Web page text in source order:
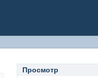
Просмотр